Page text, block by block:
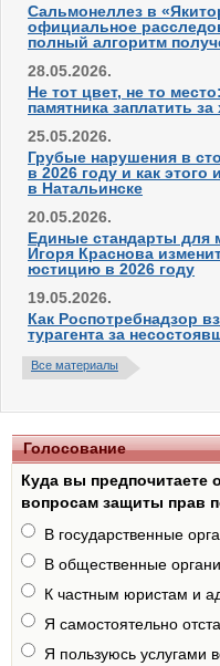
Сальмонеллез в
официальное
полный алгоритм
28.05.2026.
Не тот цвет, не то
памятника заплатить
25.05.2026.
Грубые нарушения в
в 2026 году и как
в Натальинске
20.05.2026.
Единые стандарты для
Игоря Краснова
юстицию в 2026 году
19.05.2026.
Как Роспотребнадзор
турагента за
Все материалы
Голосование
Куда вы
вопросам защиты прав
В государственные
В общественные
К частным юристам и
Я самостоятельно
Я пользуюсь услугами